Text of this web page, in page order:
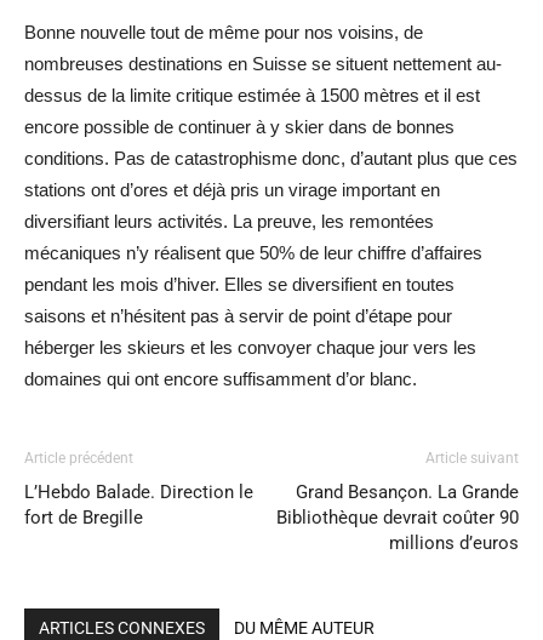
Bonne nouvelle tout de même pour nos voisins, de
nombreuses destinations en Suisse se situent nettement au-
dessus de la limite critique estimée à 1500 mètres et il est
encore possible de continuer à y skier dans de bonnes
conditions. Pas de catastrophisme donc, d’autant plus que ces
stations ont d’ores et déjà pris un virage important en
diversifiant leurs activités. La preuve, les remontées
mécaniques n’y réalisent que 50% de leur chiffre d’affaires
pendant les mois d’hiver. Elles se diversifient en toutes
saisons et n’hésitent pas à servir de point d’étape pour
héberger les skieurs et les convoyer chaque jour vers les
domaines qui ont encore suffisamment d’or blanc.
Article précédent
L’Hebdo Balade. Direction le
fort de Bregille
Article suivant
Grand Besançon. La Grande
Bibliothèque devrait coûter 90
millions d’euros
ARTICLES CONNEXES DU MÊME AUTEUR